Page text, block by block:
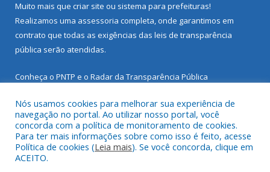
Muito mais que criar site ou sistema para prefeituras!
Realizamos uma assessoria completa, onde garantimos em
contrato que todas as exigências das leis de transparência
pública serão atendidas.
Conheça o PNTP e o Radar da Transparência Pública
Todos os direitos reservados a Prefeitura Municipal de Santarém
Novo.
Nós usamos cookies para melhorar sua experiência de
navegação no portal. Ao utilizar nosso portal, você
concorda com a política de monitoramento de cookies.
Para ter mais informações sobre como isso é feito, acesse
Política de cookies (Leia mais). Se você concorda, clique em
ACEITO.